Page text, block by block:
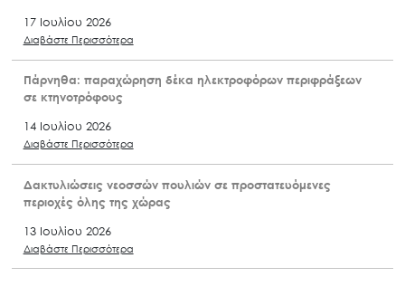
17 Ιουλίου 2026
Διαβάστε Περισσότερα
Πάρνηθα: παραχώρηση δέκα ηλεκτροφόρων περιφράξεων
σε κτηνοτρόφους
14 Ιουλίου 2026
Διαβάστε Περισσότερα
Δακτυλιώσεις νεοσσών πουλιών σε προστατευόμενες
περιοχές όλης της χώρας
13 Ιουλίου 2026
Διαβάστε Περισσότερα